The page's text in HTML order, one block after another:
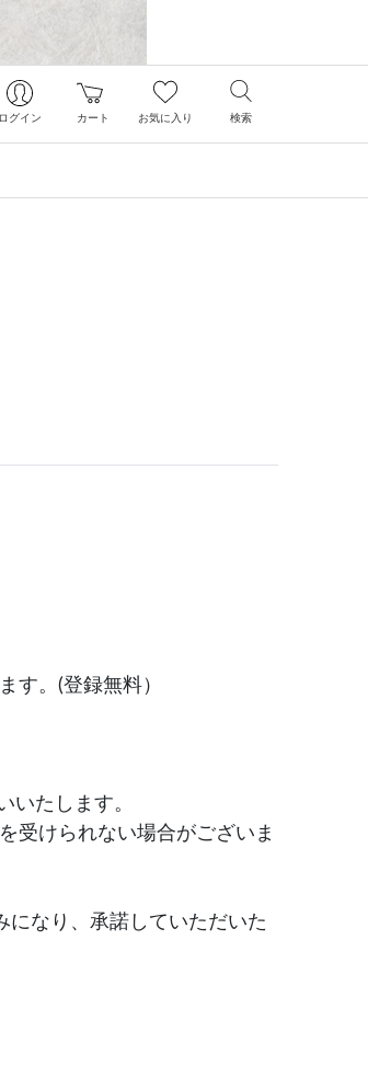
ログイン カート お気に入り 検索
す。(登録無料）
いたします。
受けられない場合がございま
になり、承諾していただいた